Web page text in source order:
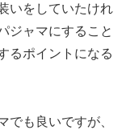
いをしていたけれ
ジャマにすること
るポイントになる
でも良いですが、